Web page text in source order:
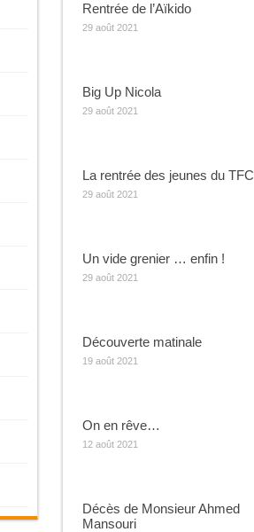
Rentrée de l’Aïkido
29 août 2021
Big Up Nicola
29 août 2021
La rentrée des jeunes du TFC
29 août 2021
Un vide grenier … enfin !
29 août 2021
Découverte matinale
19 août 2021
On en rêve…
12 août 2021
Décès de Monsieur Ahmed
Mansouri